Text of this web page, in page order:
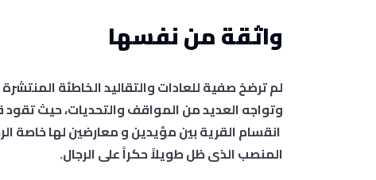
واثقة من نفسها
لم ترضخ صفية للعادات والتقاليد الخاطئة
وتواجه العديد من المواقف والتحديات، حيث تقود
انقسام القرية بين مؤيدين و معارضين لها خاصة
المنصب الذى ظل طويلاً حكراً على الرجال.